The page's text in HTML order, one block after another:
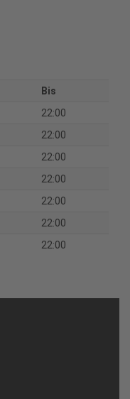
Bis
22:00
22:00
22:00
22:00
22:00
22:00
22:00